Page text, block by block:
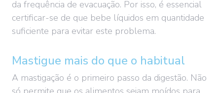
da frequência de evacuação. Por isso, é essencial
certificar-se de que bebe líquidos em quantidade
suficiente para evitar este problema.
Mastigue mais do que o habitual
A mastigação é o primeiro passo da digestão. Não